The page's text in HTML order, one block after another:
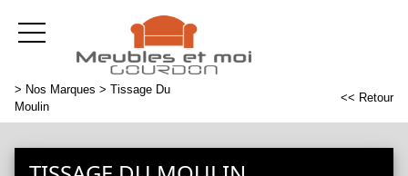
> Nos Marques > Tissage Du
Moulin
<< Retour